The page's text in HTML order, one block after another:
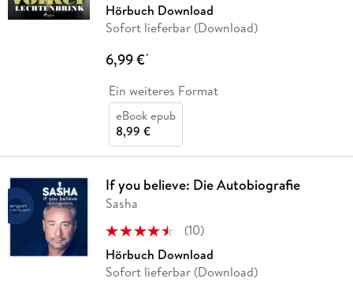
Hörbuch Download
Sofort lieferbar (Download)
6,99 €*
Ein weiteres Format
eBook epub
8,99 €
If you believe: Die Autobiografie
Sasha
(10)
Hörbuch Download
Sofort lieferbar (Download)